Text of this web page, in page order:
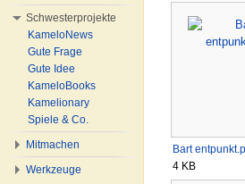
Bart
4 KB
Schwesterprojekte
KameloNews
Gute Frage
Gute Idee
KameloBooks
Kamelionary
Spiele & Co.
Mitmachen
Werkzeuge